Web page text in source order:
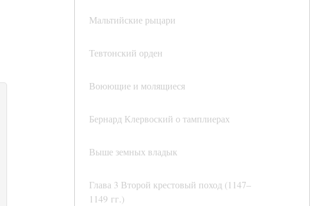
Мальтийские рыцари
Тевтонский орден
Воюющие и молящиеся
Бернард Клервоский о тамплиерах
Выше земных владык
Глава 3 Второй крестовый поход (1147–
1149 гг.)